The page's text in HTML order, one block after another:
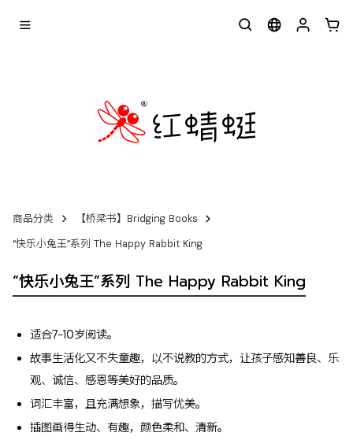
商品分类
【桥梁书】Bridging Books
“快乐小兔王”系列 The Happy Rabbit King
“快乐小兔王”系列 The Happy Rabbit King
适合7-10岁阅读。
故事生活化又不失童趣，以不说教的方式，让孩子感知善良、乐
观、诚信、感恩等美好的品质。
词汇丰富，且充满想象，描写优美。
插图画得生动、有趣，颜色柔和、清新。